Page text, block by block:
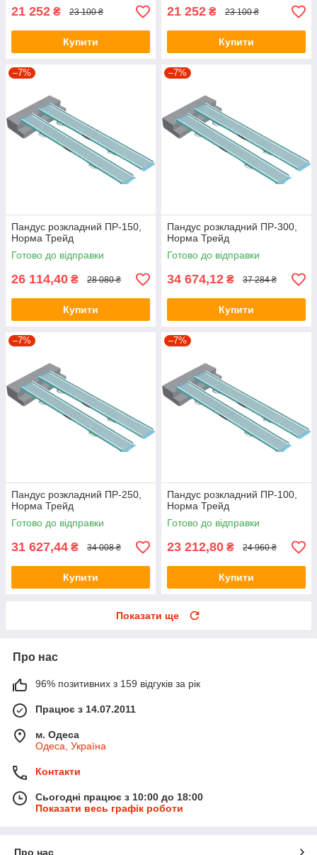
21 252 ₴ 23 100 ₴
Купити
21 252 ₴ 23 100 ₴
Купити
–7%
Пандус розкладний ПР-150,
Норма Трейд
Готово до відправки
26 114,40 ₴ 28 080 ₴
Купити
–7%
Пандус розкладний ПР-300,
Норма Трейд
Готово до відправки
34 674,12 ₴ 37 284 ₴
Купити
–7%
Пандус розкладний ПР-250,
Норма Трейд
Готово до відправки
31 627,44 ₴ 34 008 ₴
Купити
–7%
Пандус розкладний ПР-100,
Норма Трейд
Готово до відправки
23 212,80 ₴ 24 960 ₴
Купити
Показати ще
Про нас
96% позитивних з 159 відгуків за рік
Працює з 14.07.2011
м. Одеса
Одеса, Україна
Контакти
Сьогодні працює з 10:00 до 18:00
Показати весь графік роботи
Про нас